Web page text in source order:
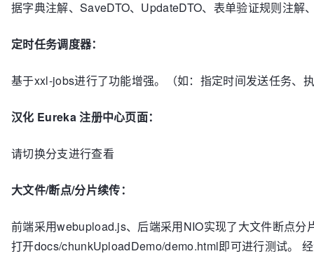
据字典注解、SaveDTO、UpdateDTO、表单验证规则注解
定时任务调度器：
基于xxl-jobs进行了功能增强。（如：指定时间发送任务、
汉化 Eureka 注册中心页面：
请切换分支进行查看
大文件/断点/分片续传：
前端采用webupload.js、后端采用NIO实现了大文件断点
打开docs/chunkUploadDemo/demo.html即可进行测试。